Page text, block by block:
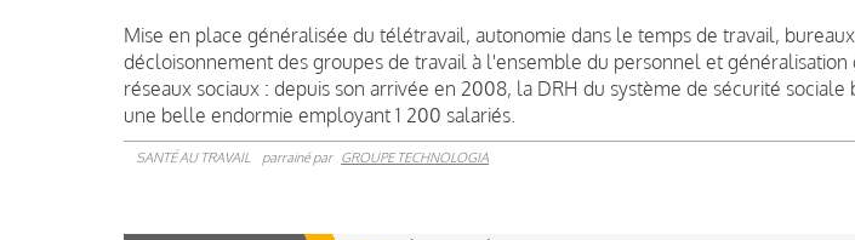
Mise en place généralisée du télétravail, autonomie dans le temps de travail, bureaux
décloisonnement des groupes de travail à l'ensemble du personnel et généralisation
réseaux sociaux : depuis son arrivée en 2008, la DRH du système de sécurité
une belle endormie employant 1 200 salariés.
SANTÉ AU TRAVAIL parrainé par GROUPE TECHNOLOGIA